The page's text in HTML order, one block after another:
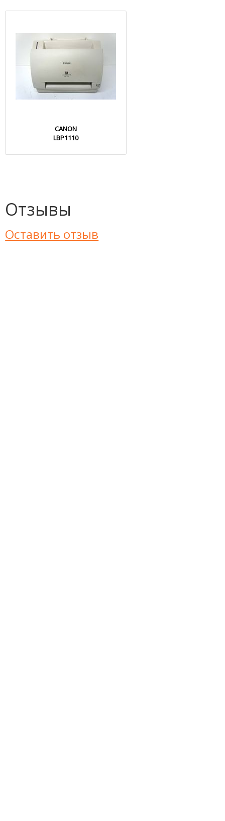
CANON
LBP1110
Отзывы
Оставить отзыв